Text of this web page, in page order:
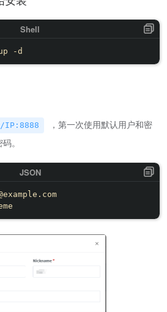
，第一次使用默认用户和密
。